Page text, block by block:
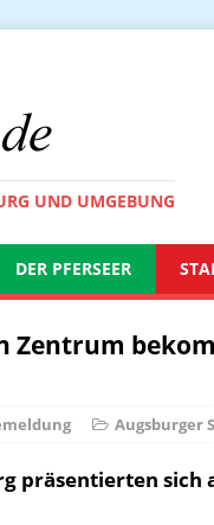
UND UMGEBUNG
DER PFERSEER
Zentrum
Augsburger
präsentierten sich